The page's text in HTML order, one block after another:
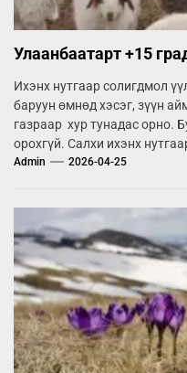
Улаанбаатарт +15
Ихэнх нутгаар солигдмол
баруун өмнөд хэсэг, зүүн
газраар хур тунадас орно.
орохгүй. Салхи ихэнх
Admin 2026-04-25